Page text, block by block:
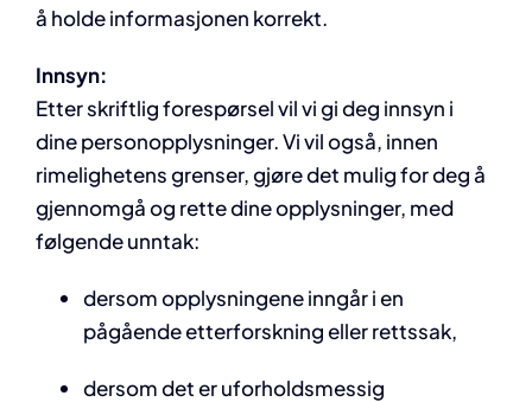
å holde informasjonen korrekt.
Innsyn:
Etter skriftlig forespørsel vil vi gi deg innsyn i
dine personopplysninger. Vi vil også, innen
rimelighetens grenser, gjøre det mulig for deg å
gjennomgå og rette dine opplysninger, med
følgende unntak:
dersom opplysningene inngår i en
pågående etterforskning eller rettssak,
dersom det er uforholdsmessig